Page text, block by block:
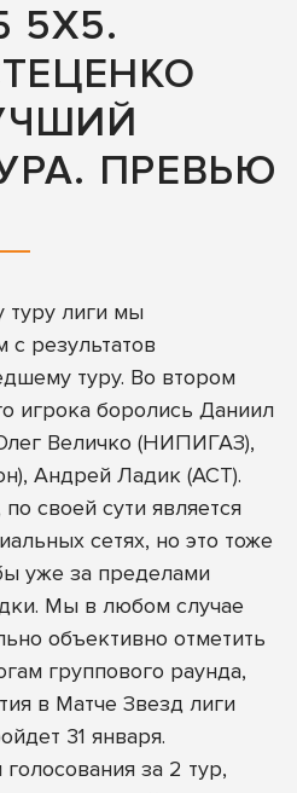
5Х5.
ПРЕВЬЮ
лиги мы
с результатов
туру. Во втором
игрока боролись Даниил
Величко (НИПИГАЗ),
Андрей Ладик (АСТ).
своей сути является
сетях, но это тоже
уже за пределами
Мы в любом случае
объективно отметить
группового раунда,
в Матче Звезд лиги
31 января.
за 2 тур,